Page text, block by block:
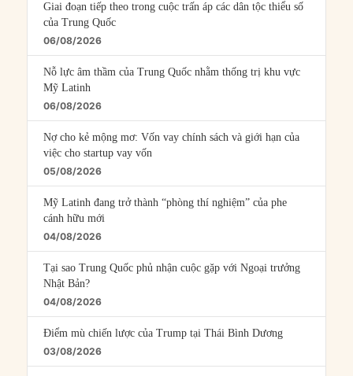
Giai đoạn tiếp theo trong cuộc trấn áp các dân tộc thiểu số
của Trung Quốc
06/08/2026
Nỗ lực âm thầm của Trung Quốc nhằm thống trị khu vực
Mỹ Latinh
06/08/2026
Nợ cho kẻ mộng mơ: Vốn vay chính sách và giới hạn của
việc cho startup vay vốn
05/08/2026
Mỹ Latinh đang trở thành “phòng thí nghiệm” của phe
cánh hữu mới
04/08/2026
Tại sao Trung Quốc phủ nhận cuộc gặp với Ngoại trưởng
Nhật Bản?
04/08/2026
Điểm mù chiến lược của Trump tại Thái Bình Dương
03/08/2026